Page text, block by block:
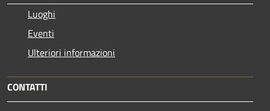
Luoghi
Eventi
Ulteriori informazioni
CONTATTI